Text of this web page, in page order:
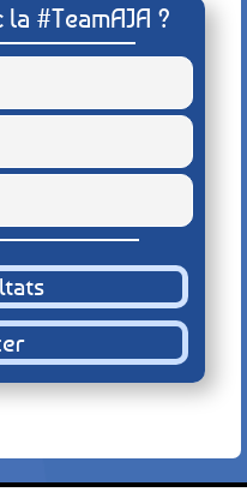
#TeamAJA ?